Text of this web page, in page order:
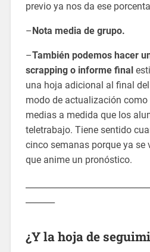
previo ya nos da ese
–Nota media de grupo.
–También podemos hacer
scrapping o informe final
una hoja adicional al final
modo de actualización
medias a medida que los
teletrabajo. Tiene sentido
cinco semanas porque ya se
que anime un pronóstico.
¿Y la hoja de